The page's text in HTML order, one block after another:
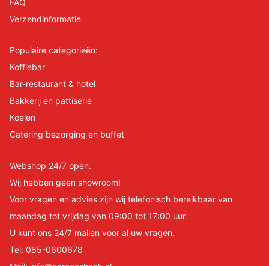
FAQ
Verzendinformatie
Populaire categorieën:
Koffiebar
Bar-restaurant & hotel
Bakkerij en pattiserie
Koelen
Catering bezorging en buffet
Webshop 24/7 open.
Wij hebben geen showroom!
Voor vragen en advies zijn wij telefonisch bereikbaar van
maandag tot vrijdag van 09:00 tot 17:00 uur.
U kunt ons 24/7 mailen voor al uw vragen.
Tel: 085-0600678